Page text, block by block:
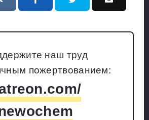
наш труд
пожертвованием: